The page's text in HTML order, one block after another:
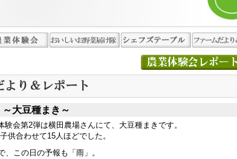
大豆種まき～
験会第2弾は横田農場さんにて、大豆種まきです。
供合わせて15人ほどでした。
、この日の予報も「雨」。